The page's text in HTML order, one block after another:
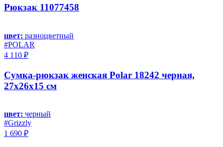
Рюкзак 11077458
цвет: разноцветный
#POLAR
4 110 ₽
Сумка-рюкзак женская Polar 18242 черная,
27х26х15 см
цвет: черный
#Grizzly
1 690 ₽